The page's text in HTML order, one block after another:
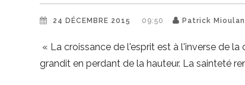
24 DÉCEMBRE 2015 09:50 Patrick
« La croissance de l'esprit est à l'inverse de
grandit en perdant de la hauteur. La sainteté